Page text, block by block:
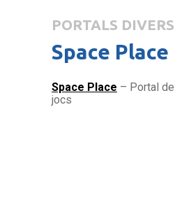
PORTALS
Space Place
Space Place – Portal
jocs